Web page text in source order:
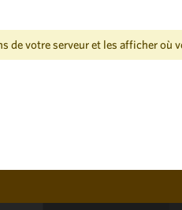
de votre serveur et les afficher où